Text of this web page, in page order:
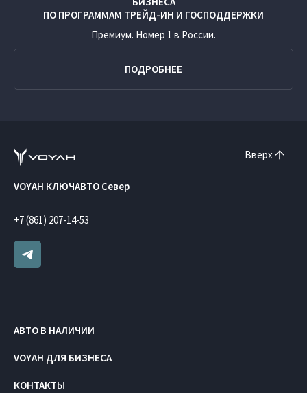
ПО ПРОГРАММАМ ТРЕЙД-ИН И ГОСПОДДЕРЖКИ
Премиум. Номер 1 в России.
ПОДРОБНЕЕ
Вверх
VOYAH КЛЮЧАВТО Север
+7 (861) 207-14-53
АВТО В НАЛИЧИИ
VOYAH ДЛЯ БИЗНЕСА
КОНТАКТЫ